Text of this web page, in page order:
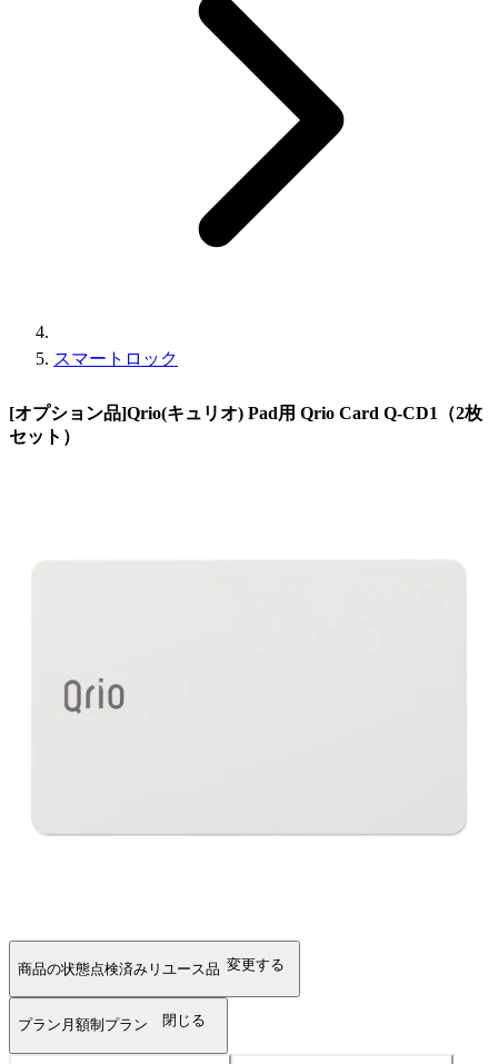
スマートロック
[オプション品]Qrio(キュリオ) Pad用 Qrio Card Q-CD1（2枚
セット）
商品の状態点検済みリユース品 変更する
プラン 月額制プラン 閉じる